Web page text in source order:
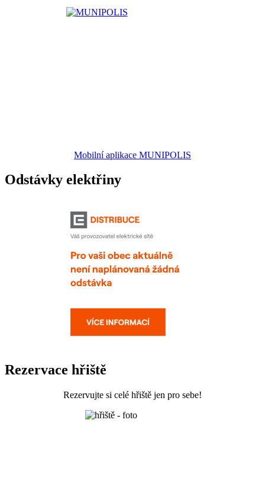
Mobilní aplikace MUNIPOLIS
Odstávky elektřiny
Rezervace hřiště
Rezervujte si celé hřiště jen pro sebe!